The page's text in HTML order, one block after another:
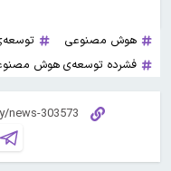
هوش مصنوعی
فشرده توسعه‌ی هوش